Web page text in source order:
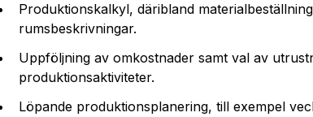
Produktionskalkyl, däribland
rumsbeskrivningar.
Uppföljning av omkostnader samt val av
produktionsaktiviteter.
Löpande produktionsplanering, till exempel